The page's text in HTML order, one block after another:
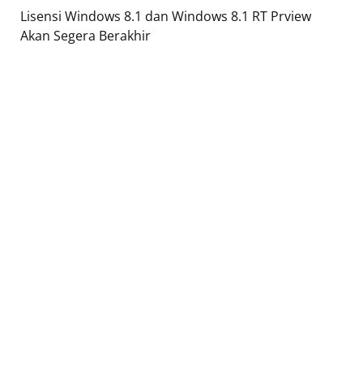
Lisensi Windows 8.1 dan Windows 8.1 RT Prview
Akan Segera Berakhir